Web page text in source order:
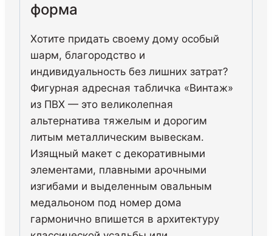
форма
Хотите придать своему дому особый
шарм, благородство и
индивидуальность без лишних затрат?
Фигурная адресная табличка «Винтаж»
из ПВХ — это великолепная
альтернатива тяжелым и дорогим
литым металлическим вывескам.
Изящный макет с декоративными
элементами, плавными арочными
изгибами и выделенным овальным
медальоном под номер дома
гармонично впишется в архитектуру